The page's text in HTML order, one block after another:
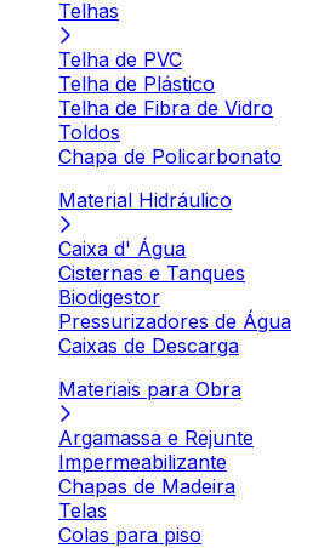
Telhas
Telha de PVC
Telha de Plástico
Telha de Fibra de Vidro
Toldos
Chapa de Policarbonato
Material Hidráulico
Caixa d' Água
Cisternas e Tanques
Biodigestor
Pressurizadores de Água
Caixas de Descarga
Materiais para Obra
Argamassa e Rejunte
Impermeabilizante
Chapas de Madeira
Telas
Colas para piso